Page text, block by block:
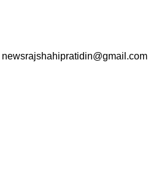
newsrajshahipratidin@gmail.com